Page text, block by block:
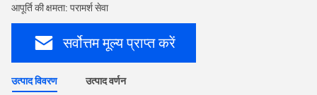
आपूर्ति की क्षमता: परामर्श सेवा
सर्वोत्तम मूल्य प्राप्त करें
उत्पाद विवरण उत्पाद वर्णन